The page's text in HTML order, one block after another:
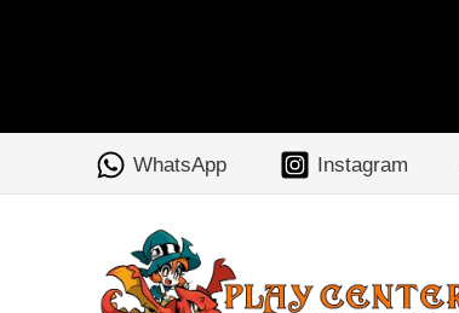
al
WhatsApp Instagram